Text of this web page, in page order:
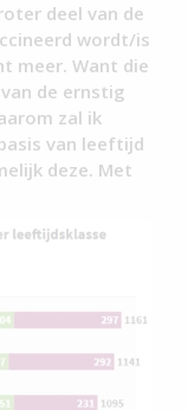
deel van de
wordt/is
meer. Want die
de ernstig
zal ik
van leeftijd
deze. Met